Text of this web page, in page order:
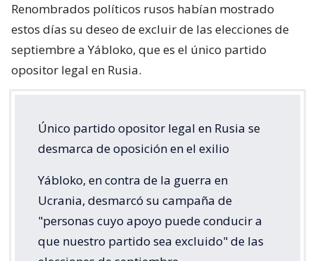
Renombrados políticos rusos habían mostrado
estos días su deseo de excluir de las elecciones de
septiembre a Yábloko, que es el único partido
opositor legal en Rusia.
Único partido opositor legal en Rusia se
desmarca de oposición en el exilio
Yábloko, en contra de la guerra en
Ucrania, desmarcó su campaña de
"personas cuyo apoyo puede conducir a
que nuestro partido sea excluido" de las